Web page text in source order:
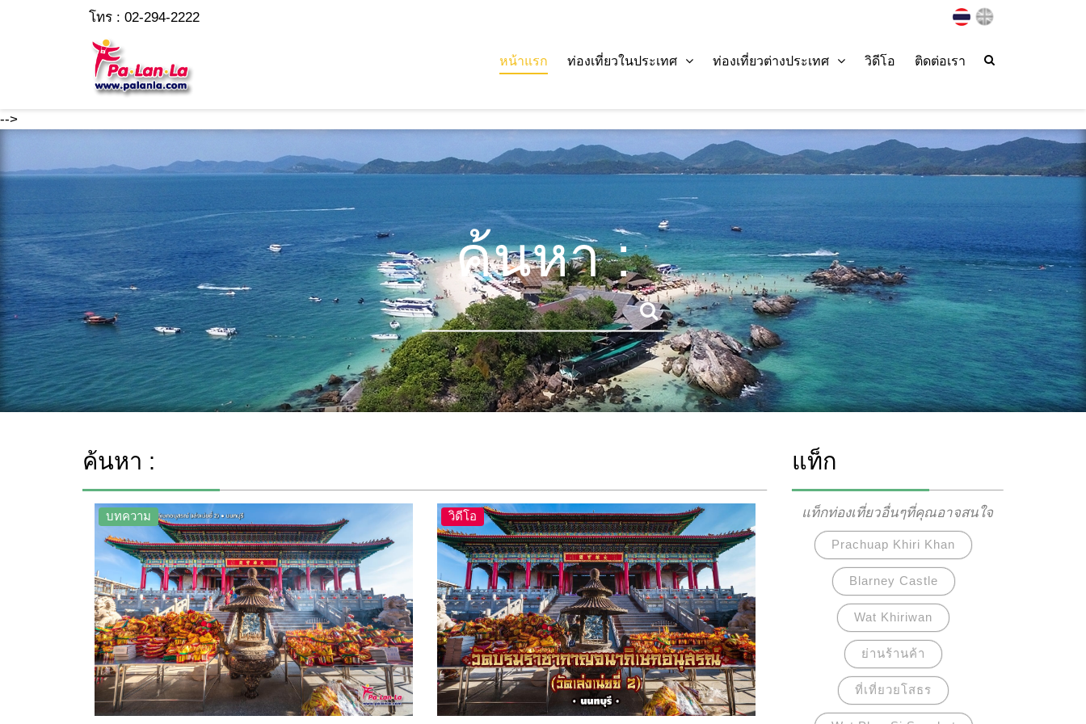
-->
โทร : 02-294-2222
หน้าแรก ท่องเที่ยวในประเทศ ท่องเที่ยวต่างประเทศ วิดีโอ ติดต่อเรา
ค้นหา :
ค้นหา :
บทความ วิดีโอ
แท็ก
แท็กท่องเที่ยวอื่นๆที่คุณอาจสนใจ
Prachuap Khiri Khan
Blarney Castle
Wat Khiriwan
ย่านร้านค้า
ที่เที่ยวยโสธร